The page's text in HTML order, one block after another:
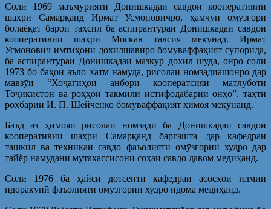
Соли 1969 маъмурияти Донишкадаи савдои кооперативии
шаҳри Самарқанд Ирмат Усмоновичро, ҳамчун омӯзгори
болаёқат барои таҳсил ба аспирантураи Донишкадаи савдои
кооперативии шаҳри Москав тавсия мекунад. Ирмат
Усмонович имтиҳони дохилшавиро бомуваффақият супорида,
ба аспирантураи Донишкадаи мазкур дохил шуда, онро соли
1973 бо баҳои аъло хатм намуда, рисолаи номзадиашонро дар
мавзӯи “Хоҷагиҳои анбори кооператсияи матлуботи
Тоҷикистон ва роҳҳои такмили истифодабарии онҳо”, таҳти
роҳбарии И. П. Шейченко бомуваффақият ҳимоя мекунанд.
Баъд аз ҳимояи рисолаи номзадӣ ба Донишкадаи савдои
кооперативии шаҳри Самарқанд баргашта дар кафедраи
ташкил ва техникаи савдо фаъолияти омӯзгории худро дар
тайёр намудани мутахассисони соҳаи савдо давом медиҳанд.
Соли 1976 ба ҳайси дотсенти кафедраи асосҳои илмии
идоракунӣ фаъолияти омӯзгории худро идома медиҳанд.